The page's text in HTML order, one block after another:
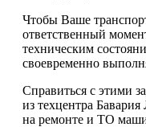
Чтобы Ваше
ответственный
техническим
своевременно
Справиться с этими
из техцентра
на ремонте и ТО